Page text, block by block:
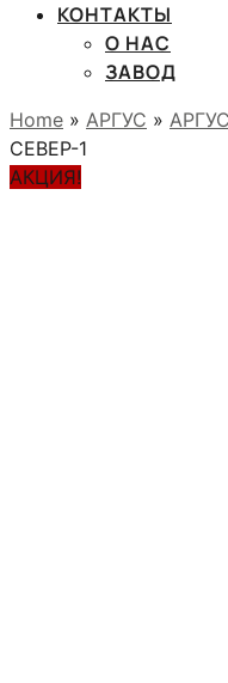
КОНТАКТЫ
О НАС
ЗАВОД
Home » АРГУС »
СЕВЕР-1
АКЦИЯ!